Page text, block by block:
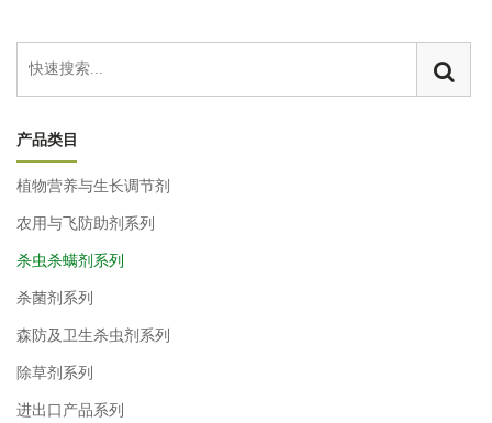
产品类目
植物营养与生长调节剂
农用与飞防助剂系列
杀虫杀螨剂系列
杀菌剂系列
森防及卫生杀虫剂系列
除草剂系列
进出口产品系列